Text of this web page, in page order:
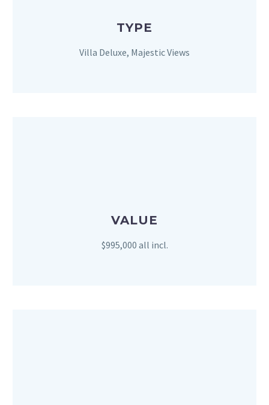
TYPE
Villa Deluxe, Majestic Views
VALUE
$995,000 all incl.